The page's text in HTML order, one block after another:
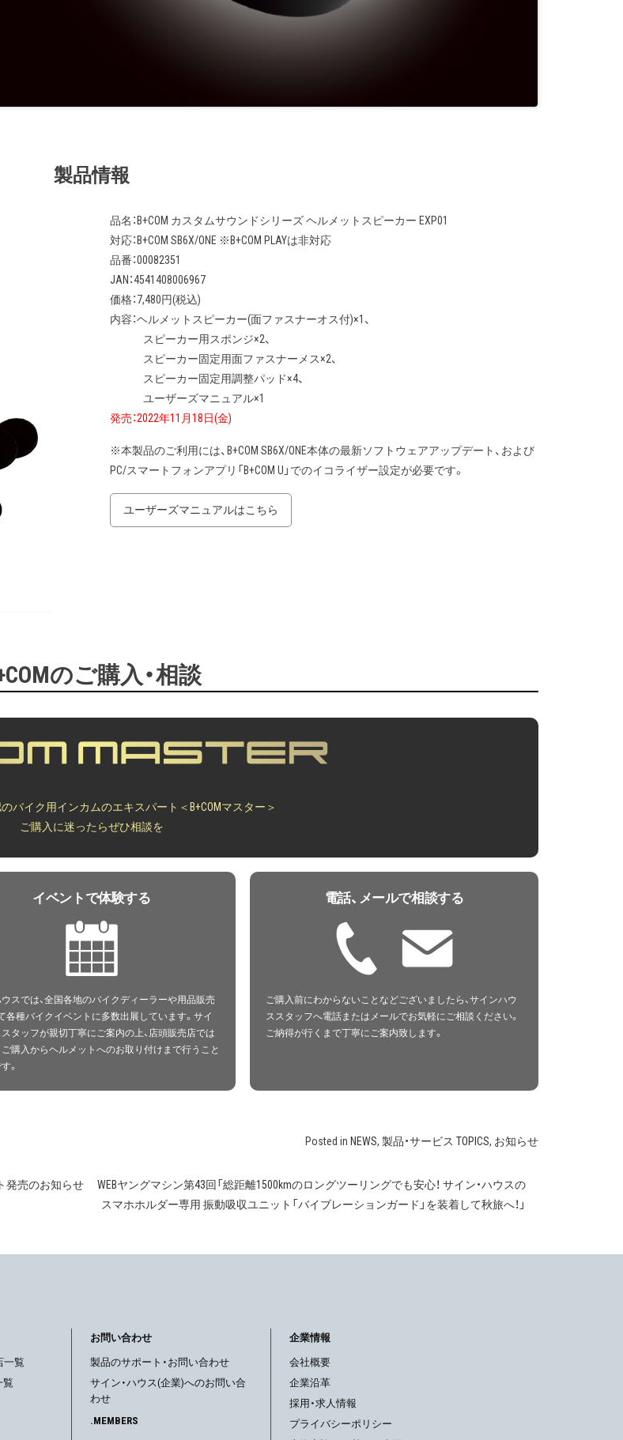
製品情報
品名：B+COM カスタムサウンドシリーズ ヘルメットスピーカー EXP01
対応：B+COM SB6X/ONE ※B+COM PLAYは非対応
品番：00082351
JAN：4541408006967
価格：7,480円(税込)
内容：ヘルメットスピーカー(面ファスナーオス付)×1、
スピーカー用スポンジ×2、
スピーカー固定用面ファスナーメス×2、
スピーカー固定用調整パッド×4、
ユーザーズマニュアル×1
発売：2022年11月18日(金)
※本製品のご利用には、B+COM SB6X/ONE本体の最新ソフトウェアアップデート、および
PC/スマートフォンアプリ「B+COM U」でのイコライザー設定が必要です。
ユーザーズマニュアルはこちら
のご購入・相談
バイク用インカムのエキスパート＜B+COMマスター＞
ご購入に迷ったらぜひ相談を
イベントで体験する
スでは、全国各地のバイクディーラーや用品販売
各種バイクイベントに多数出展しています。サイ
タッフが親切丁寧にご案内の上、店頭販売店では
購入からヘルメットへのお取り付けまで行うこと
。
電話、メールで相談する
ご購入前にわからないことなどございましたら、サインハウ
ススタッフへ電話またはメールでお気軽にご相談ください。
ご納得が行くまで丁寧にご案内致します。
Posted in NEWS, 製品・サービス TOPICS, お知らせ
発売のお知らせ
WEBヤングマシン第43回「総距離1500kmのロングツーリングでも安心！ サイン・ハウスの
スマホホルダー専用 振動吸収ユニット「バイブレーションガード」を装着して秋旅へ！」
一覧
覧
お問い合わせ
製品のサポート・お問い合わせ
サイン・ハウス(企業)へのお問い合
わせ
.MEMBERS
企業情報
会社概要
企業沿革
採用・求人情報
プライバシーポリシー